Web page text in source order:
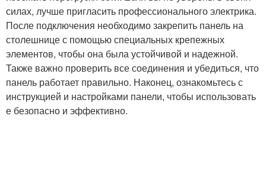
силах, лучше пригласить профессионального электрика.
После подключения необходимо закрепить панель на
столешнице с помощью специальных крепежных
элементов, чтобы она была устойчивой и надежной.
Также важно проверить все соединения и убедиться, что
панель работает правильно. Наконец, ознакомьтесь с
инструкцией и настройками панели, чтобы использовать
е безопасно и эффективно.